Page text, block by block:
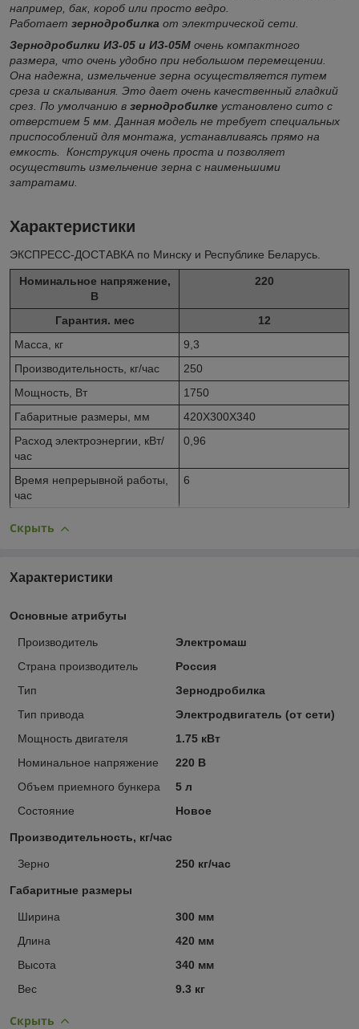
например, бак, короб или просто ведро.
Работает зернодробилка от электрической сети.
Зернодробилки ИЗ-05 и ИЗ-05М очень компактного
размера, что очень удобно при небольшом перемещении.
Она надежна, измельчение зерна осуществляется путем
среза и скалывания. Это дает очень качественный гладкий
срез. По умолчанию в зернодробилке установлено сито с
отверстием 5 мм. Данная модель не требует специальных
приспособлений для монтажа, устанавливаясь прямо на
емкость. Конструкция очень проста и позволяет
осуществить измельчение зерна с наименьшими
затратами.
Характеристики
ЭКСПРЕСС-ДОСТАВКА по Минску и Республике Беларусь.
Номинальное напряжение,
В
220
Гарантия. мес
12
Масса, кг
9,3
Производительность, кг/час
250
Мощность, Вт
1750
Габаритные размеры, мм
420Х300Х340
Расход электроэнергии, кВт/
час
0,96
Время непрерывной работы,
час
6
Скрыть
Характеристики
Основные атрибуты
Производитель
Электромаш
Страна производитель
Россия
Тип
Зернодробилка
Тип привода
Электродвигатель (от сети)
Мощность двигателя
1.75 кВт
Номинальное напряжение
220 В
Объем приемного бункера
5 л
Состояние
Новое
Производительность, кг/час
Зерно 250 кг/час
Габаритные размеры
Ширина
300 мм
Длина
420 мм
Высота
340 мм
Вес
9.3 кг
Скрыть